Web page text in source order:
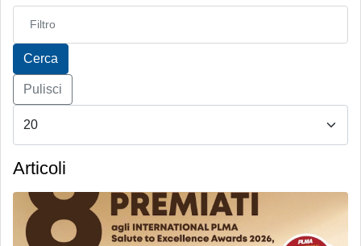
Inserisci parte del titolo
Cerca
Pulisci
Articoli